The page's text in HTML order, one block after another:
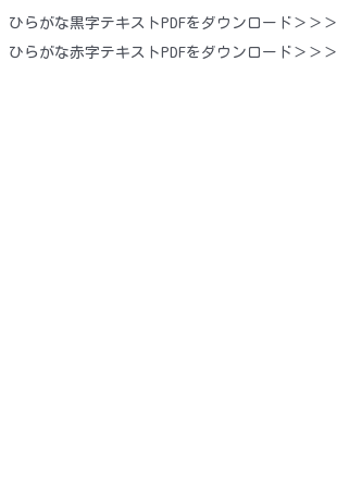
ひらがな黒字テキストPDFをダウンロード＞＞＞
ひらがな赤字テキストPDFをダウンロード＞＞＞